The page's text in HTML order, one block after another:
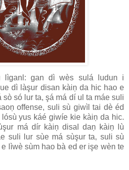
lìganl: gan dì wès sulá ludun i
dì làşur disan kàiņ da hic hao e
sò só lur ta, şá má dí ul ta máe suli
offense, suli sù giwìl tai dè éd
yus káé giwíe kie kàiņ da hic.
má dír kàiņ disal daņ kàiņ lù
suli lur sùe má sùşur ta, suli sù
lìwè sùm hao bà ed er işe wèn te